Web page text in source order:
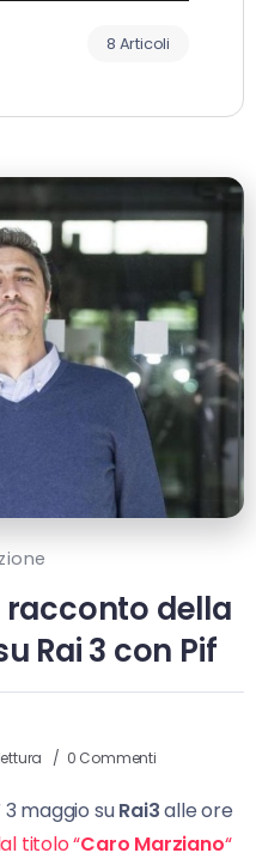
8 Articoli
racconto della
Rai 3 con Pif
0 Commenti
maggio suRai3alle ore
titolo “Caro Marziano“